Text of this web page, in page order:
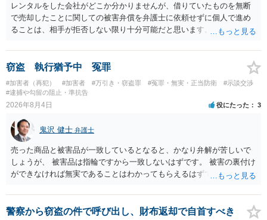
レンタルをした会社がどこか分かりませんが、借りていたものを無断
で売却したことに関しての被害弁償を弁護士に依頼せずに個人で進め
ることは、相手が拒否しない限り十分可能だと思います。 見積を出し
か）、弁護士に法律相談において助言をもらえば足りるでしょう。
窃盗 執行猶予中 冤罪
#加害者（再犯） #加害者 #万引き・窃盗罪 #冤罪・無実・正当防衛
#示談交渉
#逮捕や勾留の阻止・準抗告
2026年8月4日 役にたった 3
鬼沢 健士 弁護士
売った商品と被害品が一致しているとなると、かなり弁解が苦しいで
しょうが、 被害品は指輪ですから一致しないはずです。 被害の裏付け
ができなければ無実であることはわかってもらえるはずです。
警察から窃盗の件で呼び出し、財布返却で自首すべき